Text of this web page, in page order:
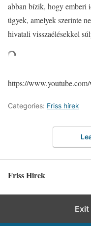
abban bízik, hogy emberi
ügyek, amelyek szerinte
hivatali visszaélésekkel
https://
Categories: Friss hírek
Friss Hirek